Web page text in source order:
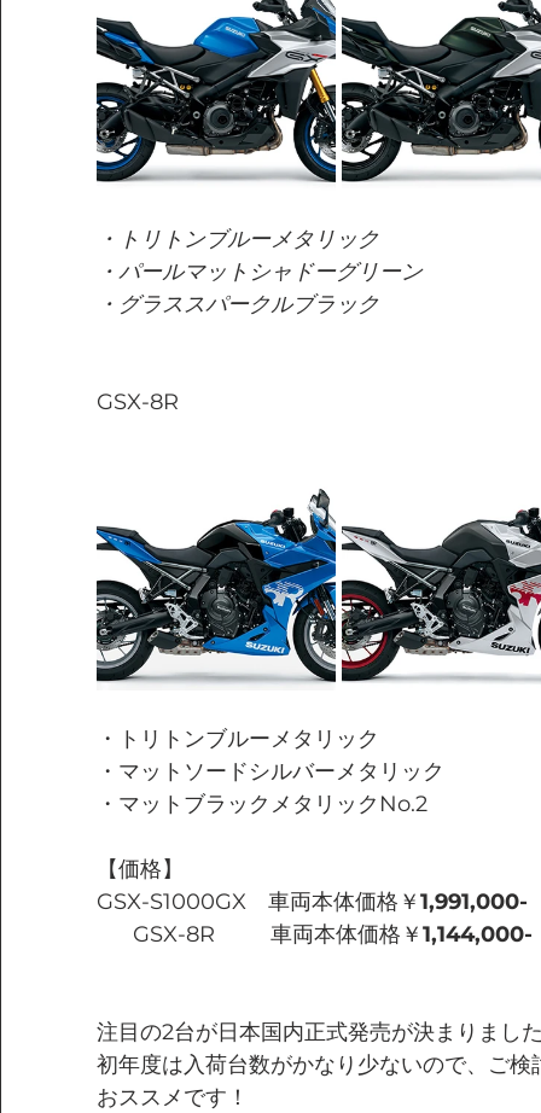
・トリトンブルーメタリック
・パールマットシャドーグリーン
・グラススパークルブラック
GSX-8R
・トリトンブルーメタリック
・マットソードシルバーメタリック
・マットブラックメタリックNo.2
【価格】
GSX-S1000GX　車両本体価格￥1,991,000-
      GSX-8R　　  車両本体価格￥
1,144,000-
注目の2台が日本国内正式発売が決まりまし
初年度は入荷台数がかなり少ないので、ご
おススメです！